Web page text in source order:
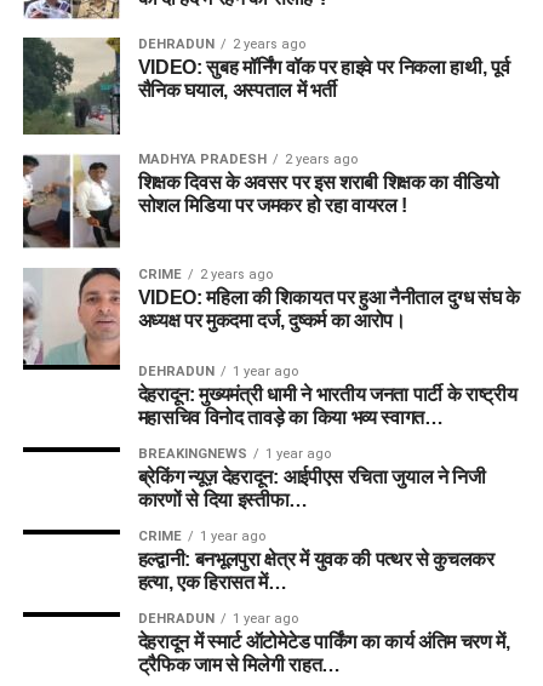
DEHRADUN 2 years ago
VIDEO: सुबह मॉर्निंग वॉक पर हाइवे पर निकला हाथी, पूर्व
सैनिक घयाल, अस्पताल में भर्ती
MADHYA PRADESH 2 years ago
शिक्षक दिवस के अवसर पर इस शराबी शिक्षक का वीडियो
सोशल मिडिया पर जमकर हो रहा वायरल !
CRIME 2 years ago
VIDEO: महिला की शिकायत पर हुआ नैनीताल दुग्ध संघ के
अध्यक्ष पर मुकदमा दर्ज, दुष्कर्म का आरोप।
DEHRADUN 1 year ago
देहरादून: मुख्यमंत्री धामी ने भारतीय जनता पार्टी के राष्ट्रीय
महासचिव विनोद तावड़े का किया भव्य स्वागत…
BREAKINGNEWS 1 year ago
ब्रेकिंग न्यूज़ देहरादून: आईपीएस रचिता जुयाल ने निजी
कारणों से दिया इस्तीफा…
CRIME 1 year ago
हल्द्वानी: बनभूलपुरा क्षेत्र में युवक की पत्थर से कुचलकर
हत्या, एक हिरासत में…
DEHRADUN 1 year ago
देहरादून में स्मार्ट ऑटोमेटेड पार्किंग का कार्य अंतिम चरण में,
ट्रैफिक जाम से मिलेगी राहत…